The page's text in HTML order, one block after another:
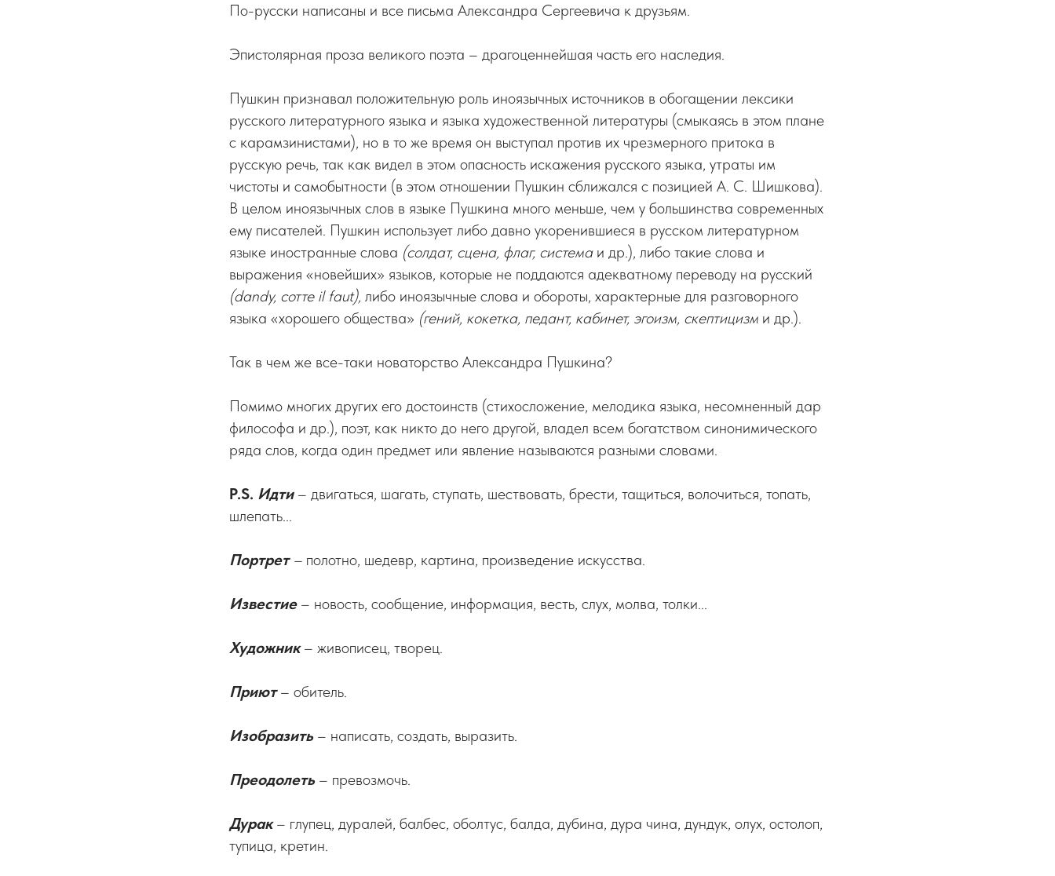
По-русски написаны и все письма Александра Сергеевича к друзьям.
Эпистолярная проза великого поэта – драгоценнейшая часть его наследия.
Пушкин признавал положительную роль иноязычных источников в обогащении лексики
русского литературного языка и языка художественной литературы (смыкаясь в этом плане
с карамзинистами), но в то же время он выступал против их чрезмерного притока в
русскую речь, так как видел в этом опасность искажения русского языка, утраты им
чистоты и самобытности (в этом отношении Пушкин сближался с позицией А. С. Шишкова).
В целом иноязычных слов в языке Пушкина много меньше, чем у большинства современных
ему писателей. Пушкин использует либо давно укоренившиеся в русском литературном
языке иностранные слова (солдат, сцена, флаг, системаи др.), либо такие слова и
выражения «новейших» языков, которые не поддаются адекватному переводу на русский
(dandy, сотте il faut), либо иноязычные слова и обороты, характерные для разговорного
языка «хорошего общества» (гений, кокетка, педант, кабинет, эгоизм, скептицизм и др.).
Так в чем же все-таки новаторство Александра Пушкина?
Помимо многих других его достоинств (стихосложение, мелодика языка, несомненный дар
философа и др.), поэт, как никто до него другой, владел всем богатством синонимического
ряда слов, когда один предмет или явление называются разными словами.
P.S. Идти– двигаться, шагать, ступать, шествовать, брести, тащиться, волочиться, топать,
шлепать...
Портрет – полотно, шедевр, картина, произведение искусства.
Известие– новость, сообщение, информация, весть, слух, молва, толки...
Художник– живописец, творец.
Приют– обитель.
Изобразить– написать, создать, выразить.
Преодолеть– превозмочь.
Дурак– глупец, дуралей, балбес, оболтус, балда, дубина, дура чина, дундук, олух, остолоп,
тупица, кретин.